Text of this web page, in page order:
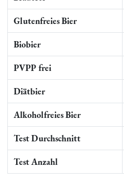
Glutenfreies Bier
Biobier
PVPP frei
Diätbier
Alkoholfreies Bier
Test Durchschnitt
Test Anzahl